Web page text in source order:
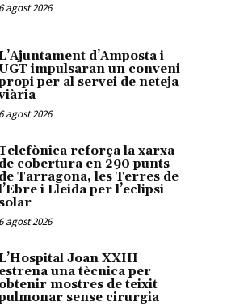
6 agost 2026
d’Amposta i
impulsaran un conveni
per al servei de neteja
6 agost 2026
reforça la xarxa
de cobertura en 290 punts
de Tarragona, les Terres de
i Lleida per l’eclipsi
solar
6 agost 2026
Joan XXIII
estrena una tècnica per
obtenir mostres de teixit
sense cirurgia